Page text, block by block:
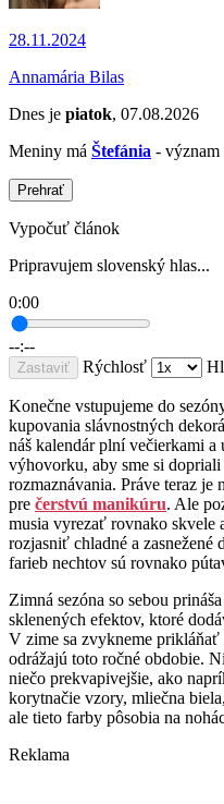
28.11.2024
Annamária Bilas
Dnes je piatok, 07.08.2026
Meniny má Štefánia - význam
Prehrať
Vypočuť článok
Pripravujem slovenský hlas...
0:00
--:--
Zastaviť Rýchlosť
Konečne vstupujeme do
kupovania slávnostných
náš kalendár plní večierkami
výhovorku, aby sme si
rozmaznávania. Práve teraz je
pre čerstvú manikúru. Ale
musia vyrezať rovnako skvele
rozjasniť chladné a zasnežené
farieb nechtov sú rovnako
Zimná sezóna so sebou
sklenených efektov, ktoré
V zime sa zvykneme
odrážajú toto ročné obdobie.
niečo prekvapivejšie, ako
korytnačie vzory, mliečna
ale tieto farby pôsobia na
Reklama